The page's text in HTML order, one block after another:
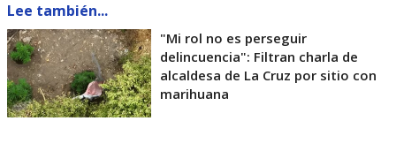
Lee también...
"Mi rol no es perseguir
delincuencia": Filtran charla de
alcaldesa de La Cruz por sitio con
marihuana